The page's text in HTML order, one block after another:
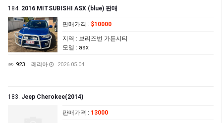
184. 2016 MITSUBISHI ASX (blue) 판매
판매가격 : $10000
지역 : 브리즈번 가든시티
모델 : asx
923 레리아 2026.05.04
183. Jeep Cherokee(2014)
판매가격 : 13000